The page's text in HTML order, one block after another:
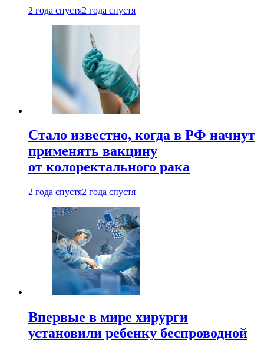
2 года спустя2 года спустя
Стало известно, когда в РФ начнут
применять вакцину
от колоректального рака
2 года спустя2 года спустя
Впервые в мире хирурги
установили ребенку беспроводной